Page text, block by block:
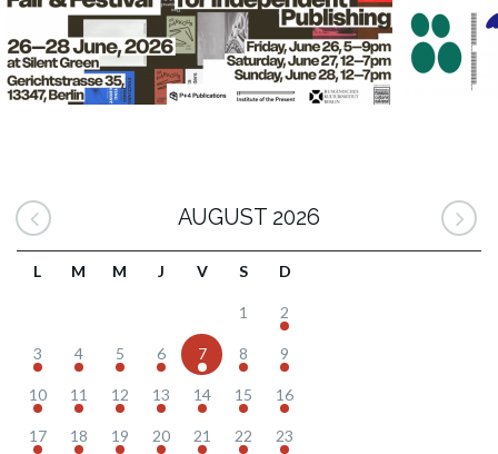
AUGUST 2026
L M M J V S D
1 2
3 4 5 6 7 8 9
10 11 12 13 14 15 16
17 18 19 20 21 22 23